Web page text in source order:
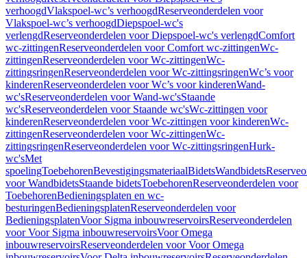
verhoogdVlakspoel-wc’s verhoogdReserveonderdelen voor
Vlakspoel-wc’s verhoogdDiepspoel-wc's
verlengdReserveonderdelen voor Diepspoel-wc's verlengdComfort
wc-zittingenReserveonderdelen voor Comfort wc-zittingenWc-
zittingenReserveonderdelen voor Wc-zittingenWc-
zittingsringenReserveonderdelen voor Wc-zittingsringenWc’s voor
kinderenReserveonderdelen voor Wc’s voor kinderenWand-
wc'sReserveonderdelen voor Wand-wc'sStaande
wc'sReserveonderdelen voor Staande wc'sWc-zittingen voor
kinderenReserveonderdelen voor Wc-zittingen voor kinderenWc-
zittingenReserveonderdelen voor Wc-zittingenWc-
zittingsringenReserveonderdelen voor Wc-zittingsringenHurk-
wc'sMet
spoelingToebehorenBevestigingsmateriaalBidetsWandbidets
voor WandbidetsStaande bidetsToebehorenReserveonderdelen voor
ToebehorenBedieningsplaten en wc-
besturingenBedieningsplatenReserveonderdelen voor
BedieningsplatenVoor Sigma inbouwreservoirsReserveonderdelen
voor Voor Sigma inbouwreservoirsVoor Omega
inbouwreservoirsReserveonderdelen voor Voor Omega